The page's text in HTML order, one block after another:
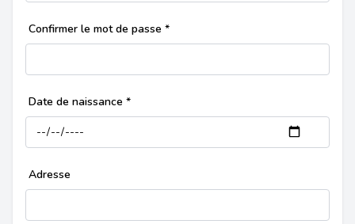
Confirmer le mot de passe *
Date de naissance *
Adresse